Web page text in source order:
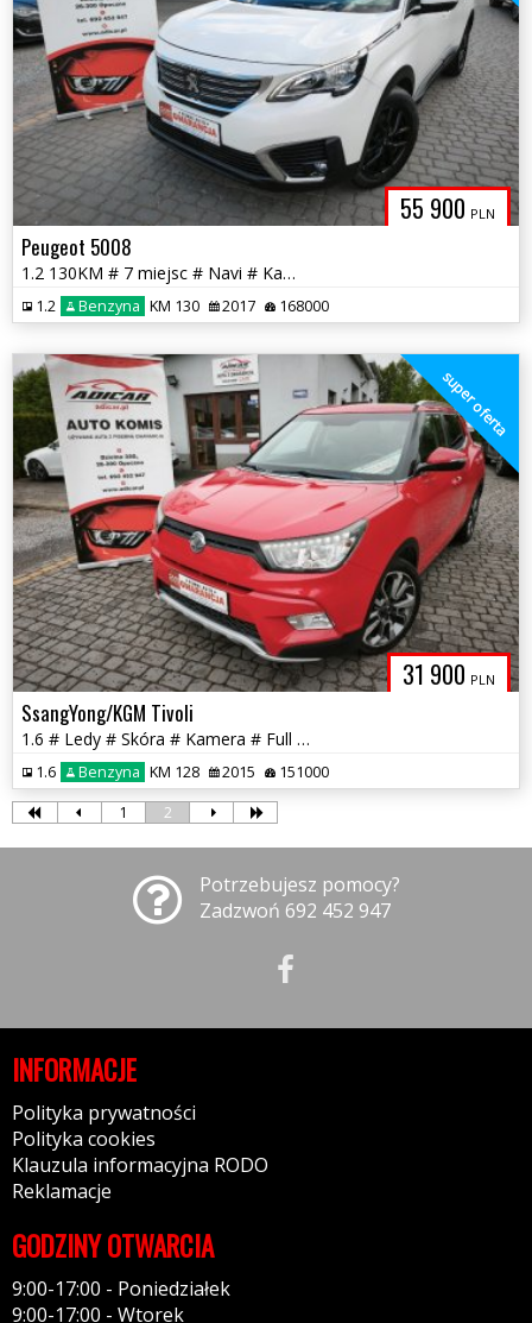
55 900 PLN
Peugeot 5008
1.2 130KM # 7 miejsc # Navi # Kamera # Piękny # Serwis # GWARANCJA!!!
1.2 Benzyna KM 130 2017 168000
31 900 PLN
super oferta
SsangYong/KGM Tivoli
1.6 # Ledy # Skóra # Kamera # Full Opcja # Piękny !!! GWARANCJA !!!
1.6 Benzyna KM 128 2015 151000
1 2
Potrzebujesz pomocy?
Zadzwoń 692 452 947
INFORMACJE
Polityka prywatności
Polityka cookies
Klauzula informacyjna RODO
Reklamacje
GODZINY OTWARCIA
9:00-17:00 - Poniedziałek
9:00-17:00 - Wtorek